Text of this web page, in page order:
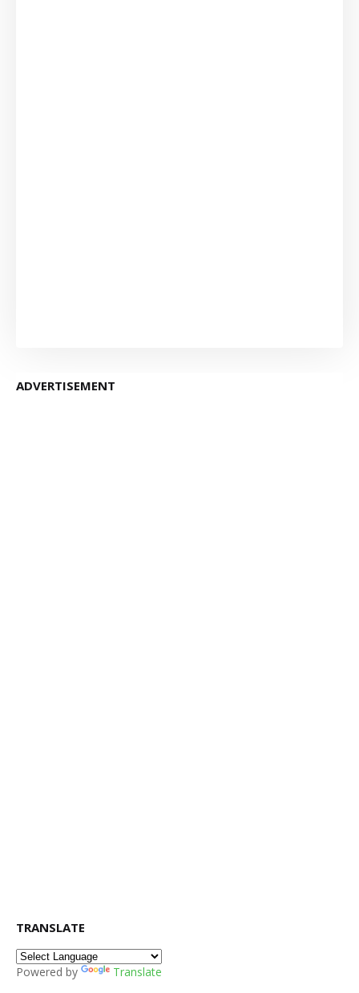
ADVERTISEMENT
TRANSLATE
Powered by Translate